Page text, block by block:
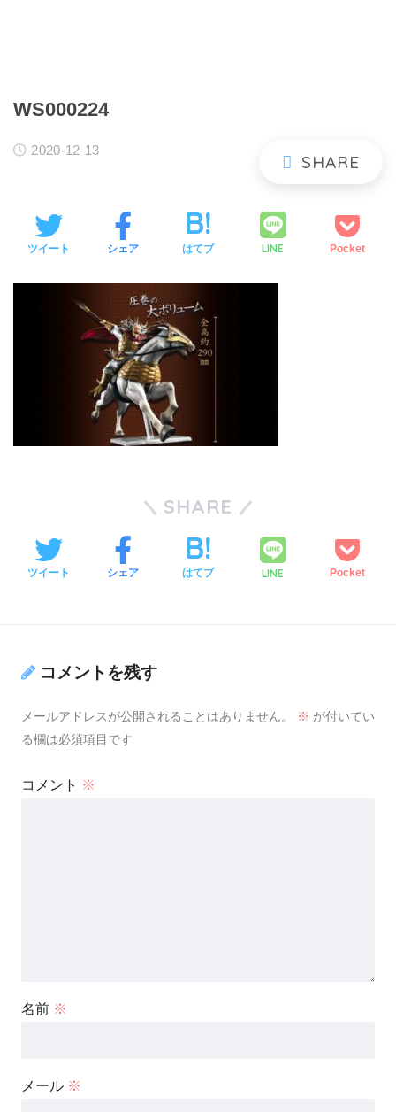
WS000224
2020-12-13
ツイート シェア はてブ LINE Pocket
SHARE
ツイート シェア はてブ LINE Pocket
コメントを残す
メールアドレスが公開されることはありません。 ※ が付いてい
る欄は必須項目です
コメント ※
名前 ※
メール ※